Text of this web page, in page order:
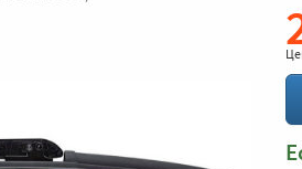
Вперед